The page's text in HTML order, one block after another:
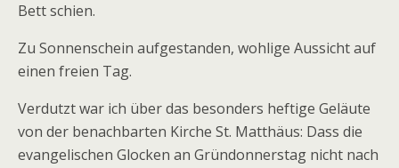
Bett schien.
Zu Sonnenschein aufgestanden, wohlige Aussicht auf
einen freien Tag.
Verdutzt war ich über das besonders heftige Geläute
von der benachbarten Kirche St. Matthäus: Dass die
evangelischen Glocken an Gründonnerstag nicht nach